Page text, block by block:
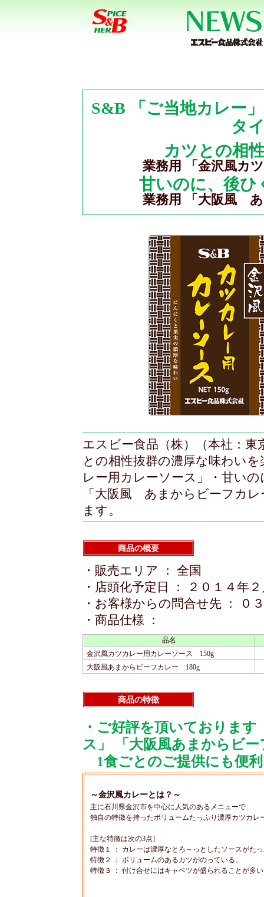
S&B 「ご当地カレー
タ
カツとの相
業務用 「金沢風カ
甘いのに、後ひ
業務用 「大阪風
エスビー食品（株）（本社：
との相性抜群の濃厚な味わい
レー用カレーソース」・甘い
「大阪風 あまからビーフカ
ます。
商品の概要
・販売エリア ： 全国
・店頭化予定日 ： ２０１４年
・お客様からの問合せ先 ： ０
・商品仕様 ：
品名
金沢風カツカレー用カレーソース 150g
大阪風あまからビーフカレー 180g
商品の特徴
・ご好評を頂いておりま
ス」 「大阪風あまからビ
1食ごとのご提供にも便
～金沢風カレーとは？～
主に石川県金沢市を中心に人気のあるメニューで
独自の特徴を持ったボリュームたっぷり濃厚カツカレ
[主な特徴は次の3点]
特徴１ ： カレーは濃厚なとろ～っとしたソースがた
特徴２ ： ボリュームのあるカツがのっている。
特徴３ ： 付け合せにはキャベツが盛られることが多